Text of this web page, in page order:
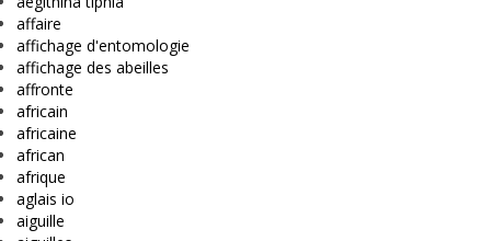
affaire
affichage d'entomologie
affichage des abeilles
affronte
africain
africaine
african
afrique
aglais io
aiguille